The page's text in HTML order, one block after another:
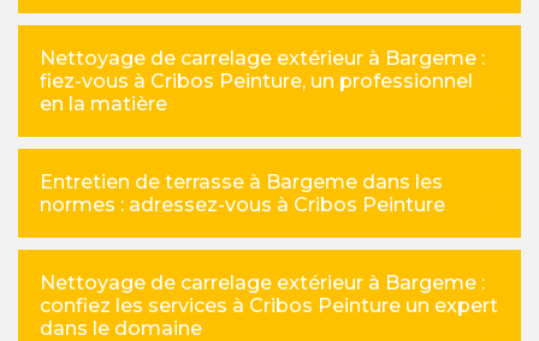
Nettoyage de carrelage extérieur à Bargeme :
fiez-vous à Cribos Peinture, un professionnel
en la matière
Entretien de terrasse à Bargeme dans les
normes : adressez-vous à Cribos Peinture
Nettoyage de carrelage extérieur à Bargeme :
confiez les services à Cribos Peinture un expert
dans le domaine